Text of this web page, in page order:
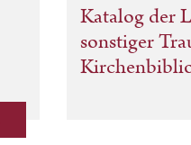
Katalog der
sonstiger